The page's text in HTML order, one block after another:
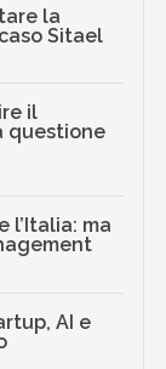
la
Sitael
il
questione
l’Italia: ma
AI e